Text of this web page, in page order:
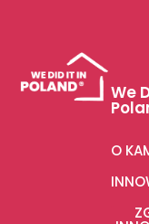
We
O